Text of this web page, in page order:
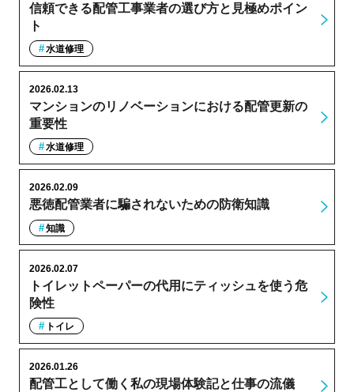
信頼できる配管工事業者の選び方と見極めポイン
ト
水道修理
マンションのリノベーションにおける配管更新の
重要性
2026.02.13
水道修理
悪徳配管業者に騙されないための防衛知識
2026.02.09
知識
トイレットペーパーの代用にティッシュを使う危
険性
2026.02.07
トイレ
配管工として働く私の現場体験記と仕事の流儀
2026.01.26